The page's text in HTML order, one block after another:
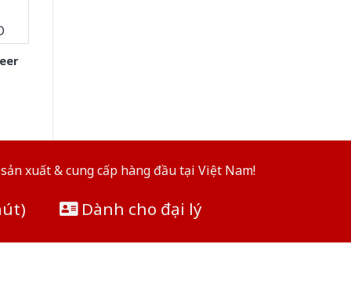
xuất & cung cấp hàng đầu tại Việt Nam!
Dành cho đại lý